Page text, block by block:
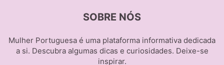
SOBRE NÓS
Mulher Portuguesa é uma plataforma informativa dedicada
a si. Descubra algumas dicas e curiosidades. Deixe-se
inspirar.